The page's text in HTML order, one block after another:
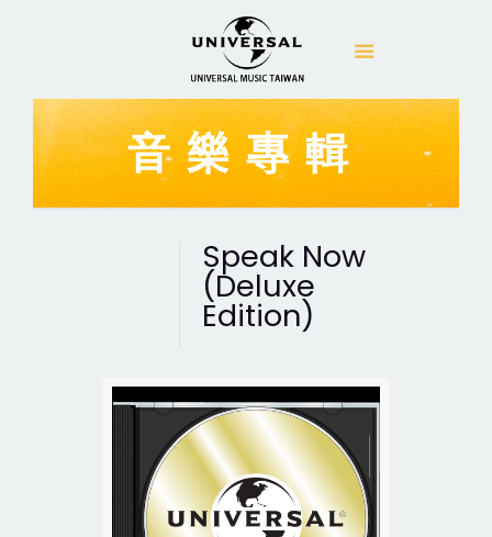
音樂專輯
Speak Now
(Deluxe
Edition)